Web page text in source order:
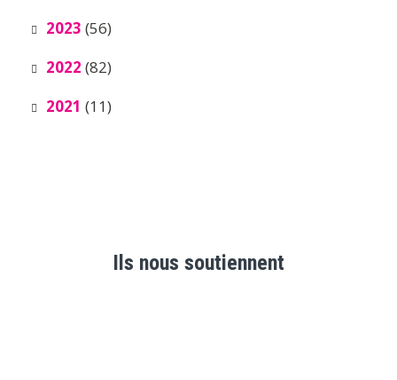
2023 (56)
2022 (82)
2021 (11)
Ils nous soutiennent